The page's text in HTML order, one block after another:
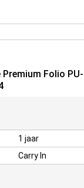
Folio
1 jaar
Carry In